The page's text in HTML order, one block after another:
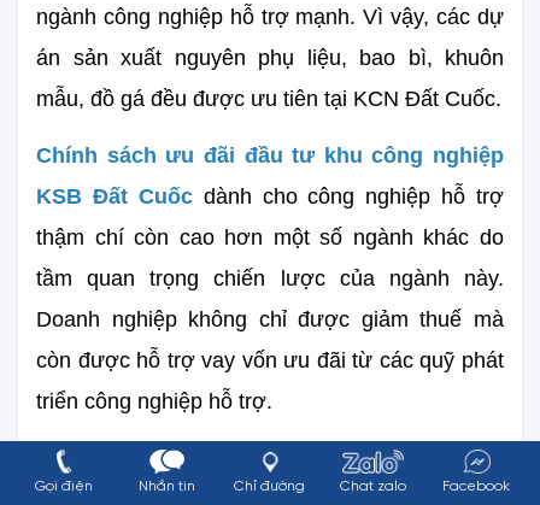
ngành công nghiệp hỗ trợ mạnh. Vì vậy, các dự
án sản xuất nguyên phụ liệu, bao bì, khuôn
mẫu, đồ gá đều được ưu tiên tại KCN Đất Cuốc.
Chính sách ưu đãi đầu tư khu công nghiệp
KSB Đất Cuốc dành cho công nghiệp hỗ trợ
thậm chí còn cao hơn một số ngành khác do
tầm quan trọng chiến lược của ngành này.
Doanh nghiệp không chỉ được giảm thuế mà
còn được hỗ trợ vay vốn ưu đãi từ các quỹ phát
triển công nghiệp hỗ trợ.
Công nghiệp thực phẩm - dược
Gọi điện Nhắn tin Chỉ đường Chat zalo Facebook